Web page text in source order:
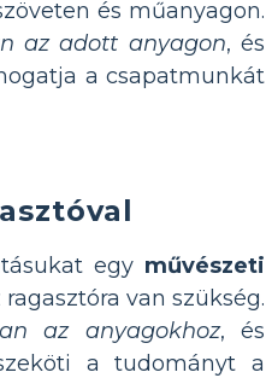
és műanyagon.
az adott anyagon, és
a csapatmunkát
egy művészeti
van szükség.
az anyagokhoz, és
a tudományt a